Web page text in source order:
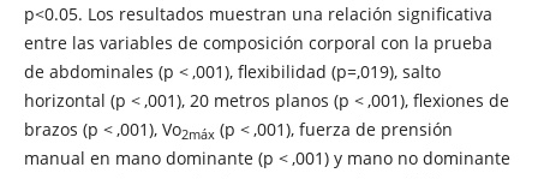
p<0.05. Los resultados muestran una relación significativa
entre las variables de composición corporal con la prueba
de abdominales (p < ,001), flexibilidad (p=,019), salto
horizontal (p < ,001), 20 metros planos (p < ,001), flexiones de
brazos (p < ,001), Vo2máx(p < ,001), fuerza de prensión
manual en mano dominante (p < ,001) y mano no dominante